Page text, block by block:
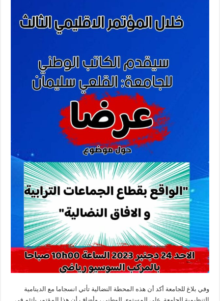
وفي بلاغ للجامعة أكد أن هذه المحطة النضالية تأتي انسجاما مع الدينامية